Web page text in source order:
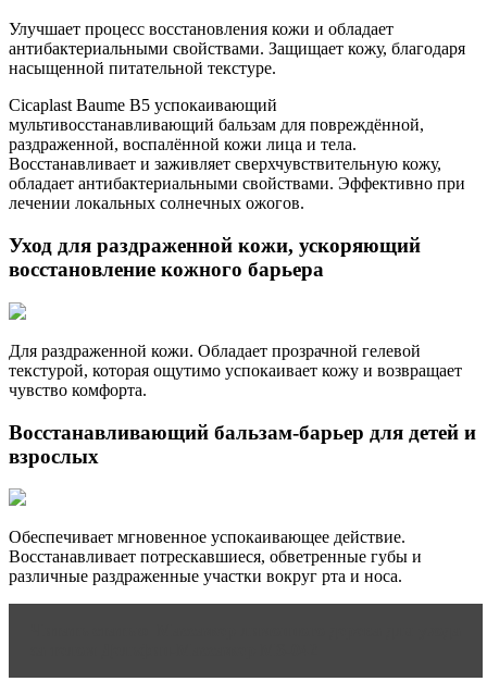
Улучшает процесс восстановления кожи и обладает
антибактериальными свойствами. Защищает кожу, благодаря
насыщенной питательной текстуре.
Cicaplast Baume B5 успокаивающий
мультивосстанавливающий бальзам для повреждённой,
раздраженной, воспалённой кожи лица и тела.
Восстанавливает и заживляет сверхчувствительную кожу,
обладает антибактериальными свойствами. Эффективно при
лечении локальных солнечных ожогов.
Уход для раздраженной кожи, ускоряющий
восстановление кожного барьера
Для раздраженной кожи. Обладает прозрачной гелевой
текстурой, которая ощутимо успокаивает кожу и возвращает
чувство комфорта.
Восстанавливающий бальзам-барьер для детей и
взрослых
Обеспечивает мгновенное успокаивающее действие.
Восстанавливает потрескавшиеся, обветренные губы и
различные раздраженные участки вокруг рта и носа.